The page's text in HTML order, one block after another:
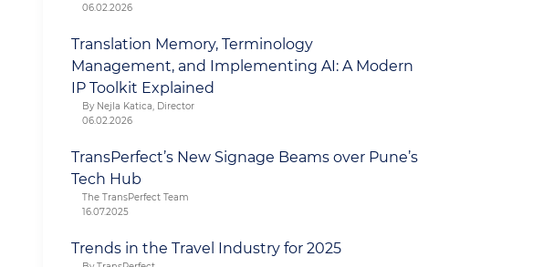
06.02.2026
Translation Memory, Terminology
Management, and Implementing AI: A Modern
IP Toolkit Explained
By Nejla Katica, Director
06.02.2026
TransPerfect’s New Signage Beams over Pune’s
Tech Hub
The TransPerfect Team
16.07.2025
Trends in the Travel Industry for 2025